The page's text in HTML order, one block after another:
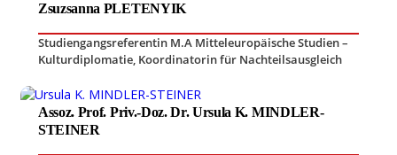
Zsuzsanna PLETENYIK
Studiengangsreferentin M.A Mitteleuropäische Studien –
Kulturdiplomatie, Koordinatorin für Nachteilsausgleich
Assoz. Prof. Priv.-Doz. Dr. Ursula K. MINDLER-
STEINER